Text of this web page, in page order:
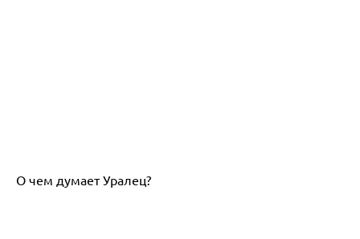
О чем думает Уралец?